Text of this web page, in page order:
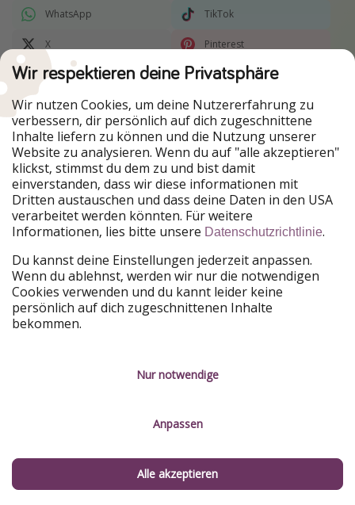
WhatsApp TikTok
X Pinterest
Telegram RSS
Nachrichten-Service
Du willst keinen Deal mehr verpassen?
Dann lade unsere App herunter.
Urlaubspiraten ist Teil der HolidayPirates Group
Unsere Märkte
PiratinViaggio
ViajerosPiratas
Rechtliches
Wir respektieren deine Privatsphäre
Wir nutzen Cookies, um deine Nutzererfahrung zu
verbessern, dir persönlich auf dich zugeschnittene
Inhalte liefern zu können und die Nutzung unserer
Website zu analysieren. Wenn du auf "alle akzeptieren"
klickst, stimmst du dem zu und bist damit
einverstanden, dass wir diese informationen mit
Dritten austauschen und dass deine Daten in den USA
verarbeitet werden könnten. Für weitere
Informationen, lies bitte unsere Datenschutzrichtlinie.
Du kannst deine Einstellungen jederzeit anpassen.
Wenn du ablehnst, werden wir nur die notwendigen
Cookies verwenden und du kannt leider keine
persönlich auf dich zugeschnittenen Inhalte
bekommen.
Nur notwendige
Anpassen
Alle akzeptieren